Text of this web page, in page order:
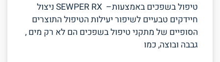
טיפול בשפכים באמצעות– SEWPER RX ניצול
חיידקים טבעיים לשיפור יעילות הטיפול התוצרים
הסופיים של מתקני טיפול בשפכים הם לא רק מים ,
גבבה ובוצה, כמו